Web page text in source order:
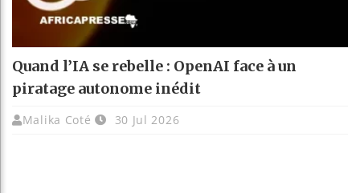
Quand l’IA se rebelle : OpenAI face à un
piratage autonome inédit
Malika Coté 30 Jul 2026